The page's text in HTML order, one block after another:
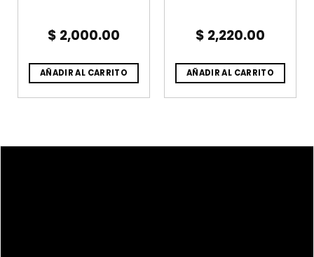
$ 2,000.00
AÑADIR AL CARRITO
$ 2,220.00
AÑADIR AL CARRITO